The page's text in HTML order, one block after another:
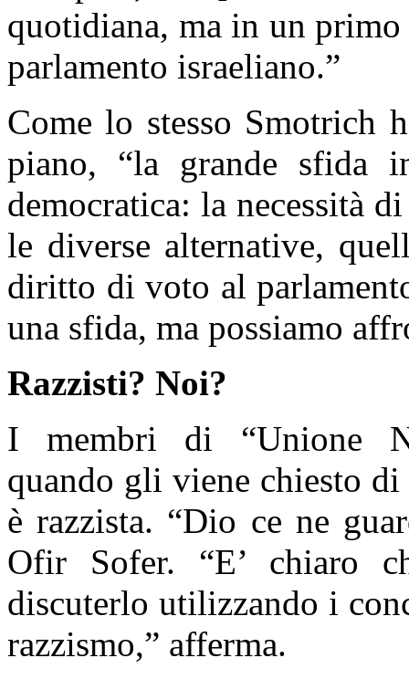
quotidiana, ma in un
parlamento israeliano.”
Come lo stesso Smotrich
piano, “la grande sfida
democratica: la necessità
le diverse alternative,
diritto di voto al
una sfida, ma possiamo
Razzisti? Noi?
I membri di “Unione
quando gli viene chiesto
è razzista. “Dio ce ne
Ofir Sofer. “E’ chiaro
discuterlo utilizzando i
razzismo,” afferma.